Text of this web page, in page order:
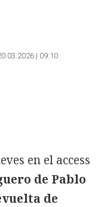
| 09:10
en el access
de Pablo
de